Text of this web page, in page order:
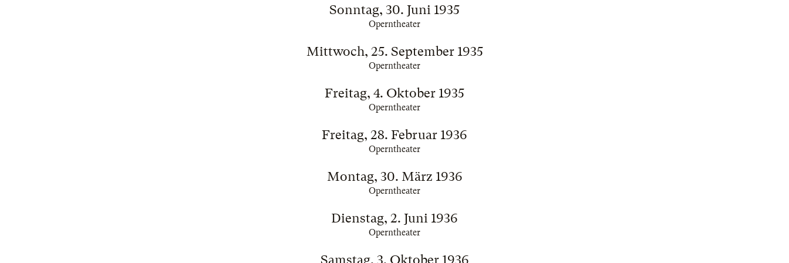
Sonntag, 30. Juni 1935
Operntheater
Mittwoch, 25. September 1935
Operntheater
Freitag, 4. Oktober 1935
Operntheater
Freitag, 28. Februar 1936
Operntheater
Montag, 30. März 1936
Operntheater
Dienstag, 2. Juni 1936
Operntheater
Samstag, 3. Oktober 1936